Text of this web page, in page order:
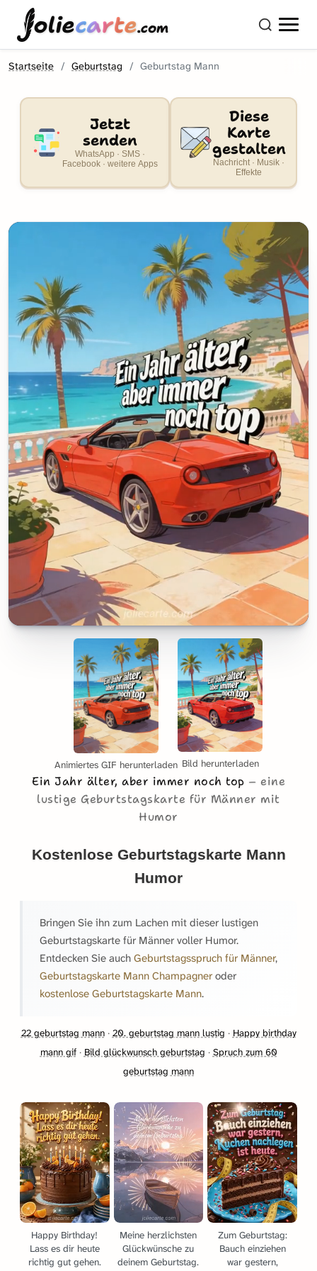
oliecarte.com
Startseite Geburtstag Geburtstag Mann
Jetzt
senden
WhatsApp · SMS ·
Facebook · weitere Apps
Diese
Karte
gestalten
Nachricht · Musik ·
Effekte
Animiertes GIF herunterladen Bild herunterladen
Ein Jahr älter, aber immer noch top
eine
lustige Geburtstagskarte für Männer mit
Humor
Kostenlose Geburtstagskarte Mann
Humor
Bringen Sie ihn zum Lachen mit dieser lustigen
Geburtstagskarte für Männer voller Humor.
Entdecken Sie auch Geburtstagsspruch für Männer,
Geburtstagskarte Mann Champagner oder
kostenlose Geburtstagskarte Mann.
22 geburtstag mann· 20. geburtstag mann lustig · Happy birthday
mann gif· Bild glückwunsch geburtstag · Spruch zum 60
geburtstag mann
Happy Birthday!
Lass es dir heute
richtig gut gehen.
Meine herzlichsten
Glückwünsche zu
deinem Geburtstag.
Zum Geburtstag:
Bauch einziehen
war gestern,